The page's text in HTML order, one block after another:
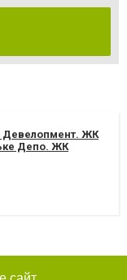
Девелопмент. ЖК
Депо. ЖК